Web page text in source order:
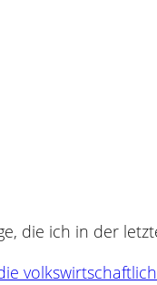
die ich in der
die